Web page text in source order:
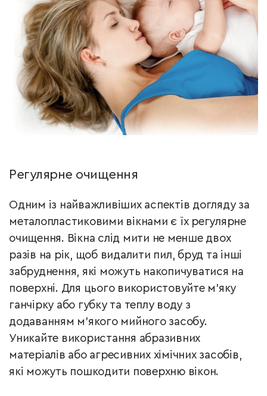
Регулярне очищення
Одним із найважливіших аспектів догляду за
металопластиковими вікнами є їх регулярне
очищення. Вікна слід мити не менше двох
разів на рік, щоб видалити пил, бруд та інші
забруднення, які можуть накопичуватися на
поверхні. Для цього використовуйте м’яку
ганчірку або губку та теплу воду з
додаванням м’якого мийного засобу.
Уникайте використання абразивних
матеріалів або агресивних хімічних засобів,
які можуть пошкодити поверхню вікон.